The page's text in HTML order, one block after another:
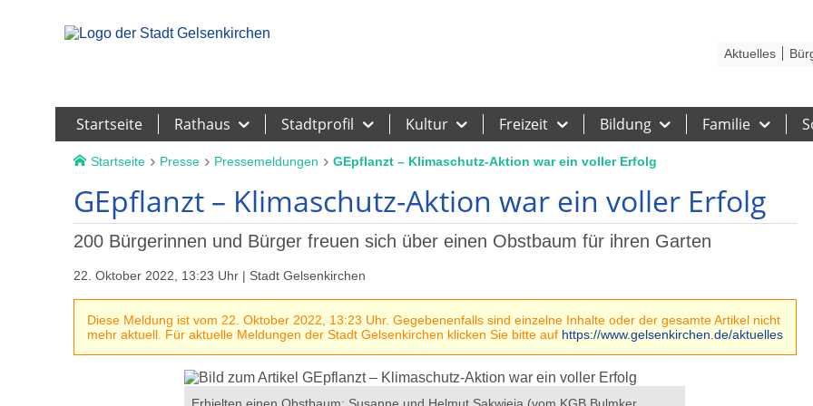
Startseite Rathaus Stadtprofil Kultur Freizeit Bildung Familie
Aktuelles
Startseite Presse Pressemeldungen GEpflanzt – Klimaschutz-Aktion war ein voller Erfolg
GEpflanzt – Klimaschutz-Aktion war ein voller Erfolg
200 Bürgerinnen und Bürger freuen sich über einen Obstbaum für ihren Garten
22. Oktober 2022, 13:23 Uhr | Stadt Gelsenkirchen
Diese Meldung ist vom 22. Oktober 2022, 13:23 Uhr. Gegebenenfalls sind einzelne Inhalte oder der gesamte Artikel nicht
mehr aktuell. Für aktuelle Meldungen der Stadt Gelsenkirchen klicken Sie bitte auf https://www.gelsenkirchen.de/aktuelles
Erhielten einen Obstbaum: Susanne und Helmut Sakwieja (vom KGB Bulmker